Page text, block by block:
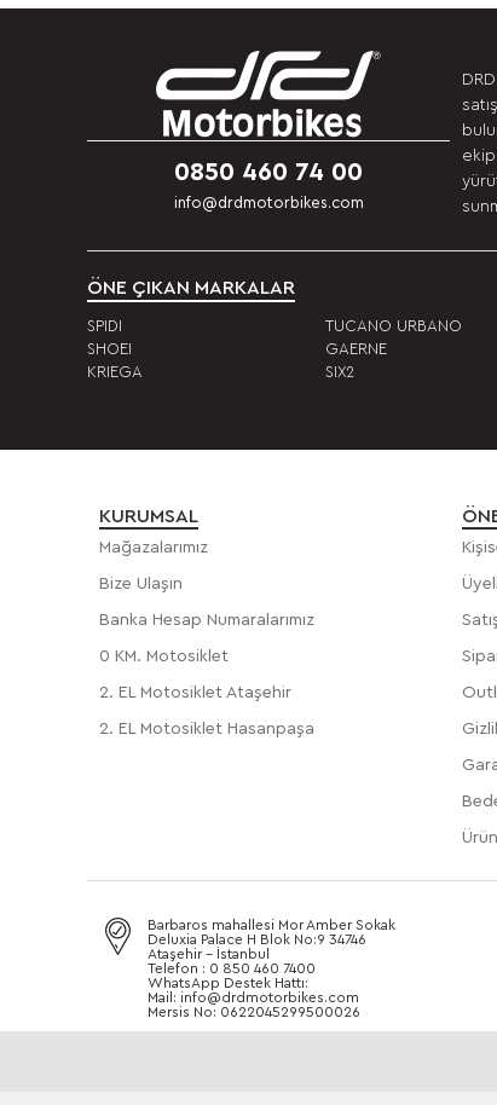
0850 460 74 00
info@drdmotorbikes.com
ÖNE ÇIKAN MARKALAR
SPIDI TUCANO URBANO
SHOEI
GAERNE
KRIEGA
SIX2
KURUMSAL
Mağazalarımız
Bize Ulaşın
Banka Hesap Numaralarımız
0 KM. Motosiklet
2. EL Motosiklet Ataşehir
2. EL Motosiklet Hasanpaşa
Barbaros mahallesi Mor Amber Sokak
Deluxia Palace H Blok No:9 34746
Ataşehir - İstanbul
Telefon : 0 850 460 7400
WhatsApp Destek Hattı:
Mail: info@drdmotorbikes.com
Mersis No: 0622045299500026